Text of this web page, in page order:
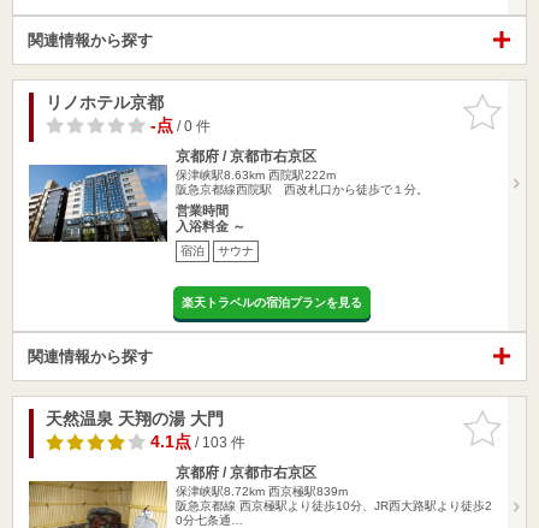
関連情報から探す
お気に入
りに追加
リノホテル京都
-点/ 0 件
京都府 / 京都市右京区
保津峡駅8.63km 西院駅222m
阪急京都線西院駅 西改札口から徒歩で１分。
営業時間
入浴料金 ～
宿泊 サウナ
楽天トラベルの宿泊プランを見る
関連情報から探す
お気に入
りに追加
天然温泉 天翔の湯 大門
4.1点/ 103 件
京都府 / 京都市右京区
保津峡駅8.72km 西京極駅839m
阪急京都線 西京極駅より徒歩10分、JR西大路駅より徒歩2
0分七条通…